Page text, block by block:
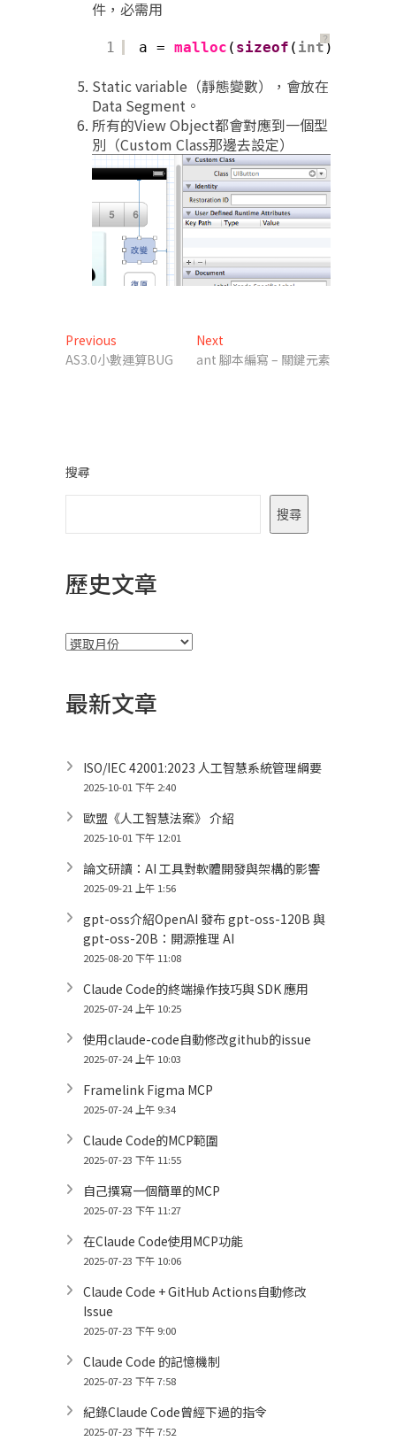
件，必需用
？
1 a = malloc ( sizeof ( int));
Static variable（靜態變數），會放在
Data Segment。
所有的View Object都會對應到一個型
別（Custom Class那邊去設定）
文
章
Previous
post:
AS3.0小數運算BUG
Next
post:
ant 腳本編寫 – 關鍵元素
搜尋
搜尋
歷史文章
彙
最新文章
ISO/IEC 42001:2023 人工智慧系統管理綱要
2025-10-01 下午 2:40
歐盟《人工智慧法案》 介紹
2025-10-01 下午 12:01
論文研讀：AI 工具對軟體開發與架構的影響
2025-09-21 上午 1:56
gpt-oss介紹OpenAI 發布 gpt-oss-120B 與
gpt-oss-20B：開源推理 AI
2025-08-20 下午 11:08
Claude Code的終端操作技巧與 SDK 應用
2025-07-24 上午 10:25
使用claude-code自動修改github的issue
2025-07-24 上午 10:03
Framelink Figma MCP
2025-07-24 上午 9:34
Claude Code的MCP範圍
2025-07-23 下午 11:55
自己撰寫一個簡單的MCP
2025-07-23 下午 11:27
在Claude Code使用MCP功能
2025-07-23 下午 10:06
Claude Code + GitHub Actions自動修改
Issue
2025-07-23 下午 9:00
Claude Code 的記憶機制
2025-07-23 下午 7:58
紀錄Claude Code曾經下過的指令
2025-07-23 下午 7:52